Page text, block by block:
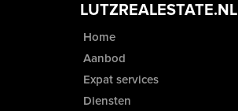
LUTZREALESTATE.NL
Home
Aanbod
Expat services
Diensten